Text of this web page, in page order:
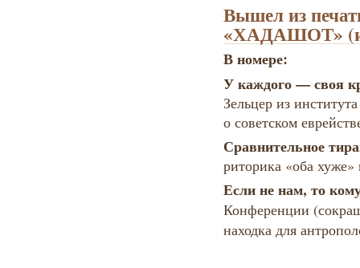
Вышел из
«ХАДАШОТ»
В номере:
У каждого — своя
Зельцер из
о советском
Сравнительное
риторика «оба
Если не нам, то
Конференции
находка для